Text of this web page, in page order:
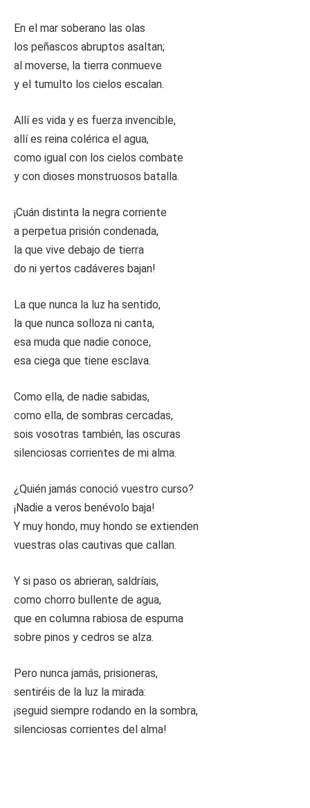
En el mar soberano las olas
los peñascos abruptos asaltan;
al moverse, la tierra conmueve
y el tumulto los cielos escalan.
Allí es vida y es fuerza invencible,
allí es reina colérica el agua,
como igual con los cielos combate
y con dioses monstruosos batalla.
¡Cuán distinta la negra corriente
a perpetua prisión condenada,
la que vive debajo de tierra
do ni yertos cadáveres bajan!
La que nunca la luz ha sentido,
la que nunca solloza ni canta,
esa muda que nadie conoce,
esa ciega que tiene esclava.
Como ella, de nadie sabidas,
como ella, de sombras cercadas,
sois vosotras también, las oscuras
silenciosas corrientes de mi alma.
¿Quién jamás conoció vuestro curso?
¡Nadie a veros benévolo baja!
Y muy hondo, muy hondo se extienden
vuestras olas cautivas que callan.
Y si paso os abrieran, saldríais,
como chorro bullente de agua,
que en columna rabiosa de espuma
sobre pinos y cedros se alza.
Pero nunca jamás, prisioneras,
sentiréis de la luz la mirada:
¡seguid siempre rodando en la sombra,
silenciosas corrientes del alma!